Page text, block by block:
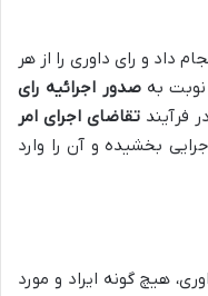
داد و رای داوری را از هر
بهصدور اجرائیه رای
فرآیندتقاضای اجرای امر
بخشیده و آن را وارد
هیچ گونه ایراد و مورد